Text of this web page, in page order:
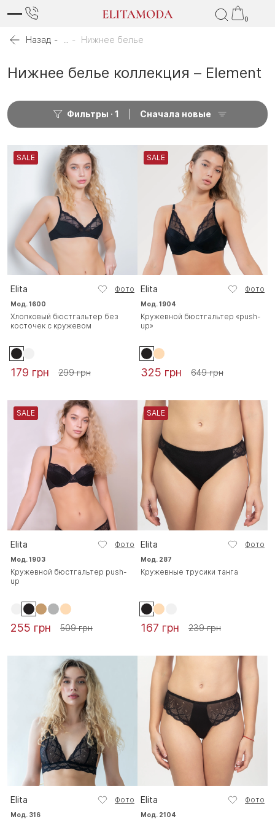
0
Назад Нижнее белье
Нижнее белье коллекция – Element
Фильтры 1 Сначала новые
SALE
Elita Фото
Мод. 1600
Хлопковый бюстгальтер без
косточек с кружевом
179 грн 299 грн
SALE
Elita Фото
Мод. 1904
Кружевной бюстгальтер «push-
up»
325 грн 649 грн
SALE
Elita Фото
Мод. 1903
Кружевной бюстгальтер push-
up
255 грн 509 грн
SALE
Elita Фото
Мод. 287
Кружевные трусики танга
167 грн 239 грн
Elita Фото
Мод. 316
Elita Фото
Мод. 2104